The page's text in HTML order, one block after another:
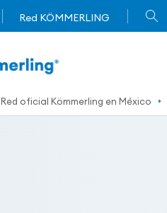
Red KÖMMERLING
Red oficial Kömmerling en México